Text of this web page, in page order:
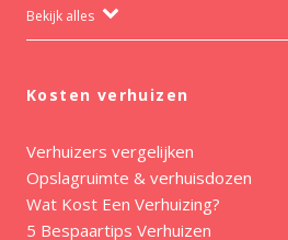
Bekijk alles
Kosten verhuizen
Verhuizers vergelijken
Opslagruimte & verhuisdozen
Wat Kost Een Verhuizing?
5 Bespaartips Verhuizen